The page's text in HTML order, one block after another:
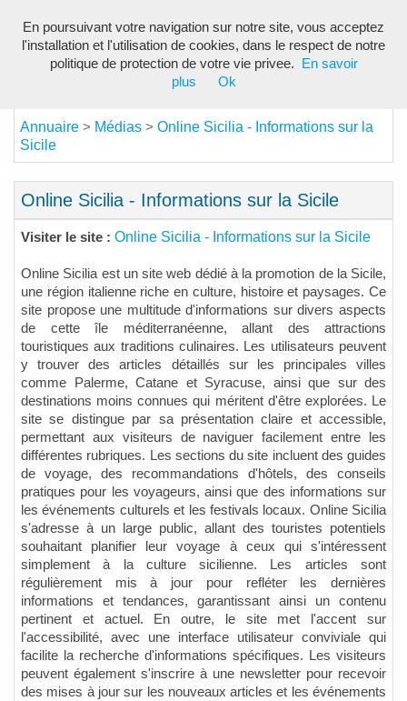
Annuaire > Médias > Online Sicilia - Informations sur la
Sicile
Online Sicilia - Informations sur la Sicile
Visiter le site : Online Sicilia - Informations sur la Sicile
Online Sicilia est un site web dédié à la promotion de la Sicile,
une région italienne riche en culture, histoire et paysages. Ce
site propose une multitude d'informations sur divers aspects
de cette île méditerranéenne, allant des attractions
touristiques aux traditions culinaires. Les utilisateurs peuvent
y trouver des articles détaillés sur les principales villes
comme Palerme, Catane et Syracuse, ainsi que sur des
destinations moins connues qui méritent d'être explorées. Le
site se distingue par sa présentation claire et accessible,
permettant aux visiteurs de naviguer facilement entre les
différentes rubriques. Les sections du site incluent des guides
de voyage, des recommandations d'hôtels, des conseils
pratiques pour les voyageurs, ainsi que des informations sur
les événements culturels et les festivals locaux. Online Sicilia
s'adresse à un large public, allant des touristes potentiels
souhaitant planifier leur voyage à ceux qui s'intéressent
simplement à la culture sicilienne. Les articles sont
régulièrement mis à jour pour refléter les dernières
informations et tendances, garantissant ainsi un contenu
pertinent et actuel. En outre, le site met l'accent sur
l'accessibilité, avec une interface utilisateur conviviale qui
facilite la recherche d'informations spécifiques. Les visiteurs
peuvent également s'inscrire à une newsletter pour recevoir
des mises à jour sur les nouveaux articles et les événements
En poursuivant votre navigation sur notre site, vous acceptez
l'installation et l'utilisation de cookies, dans le respect de notre
politique de protection de votre vie privee.
En savoir
plus
Ok